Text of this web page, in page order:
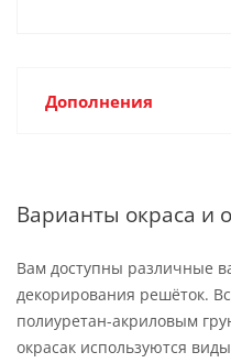
Дополнения
Варианты окраса и
Вам доступны различные
декорирования решёток.
полиуретан-акриловым
окрасак используются